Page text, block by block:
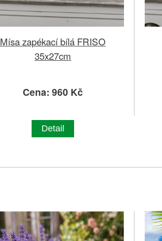
Mísa zapékací bílá FRISO
35x27cm
Cena: 960 Kč
Detail